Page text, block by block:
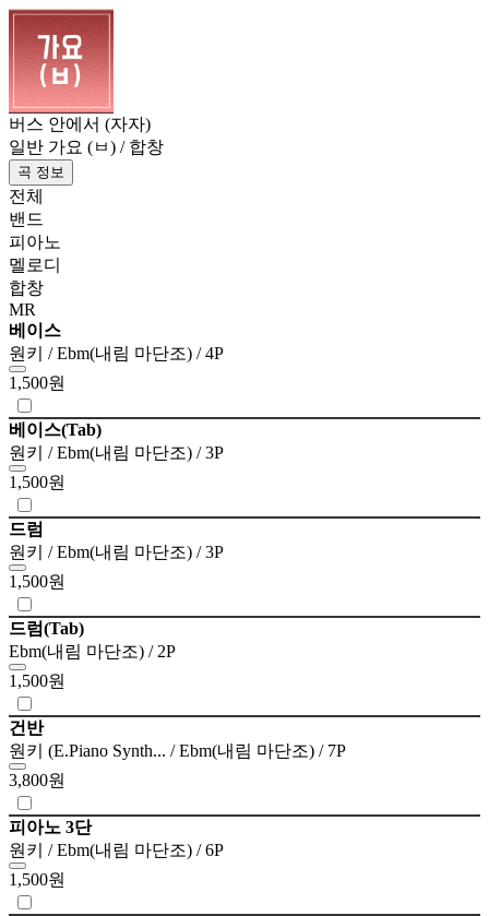
버스 안에서 (자자)
일반 가요 (ㅂ) / 합창
곡 정보
전체
밴드
피아노
멜로디
합창
MR
베이스
원키 / Ebm(내림 마단조) / 4P
1,500원
베이스(Tab)
원키 / Ebm(내림 마단조) / 3P
1,500원
드럼
원키 / Ebm(내림 마단조) / 3P
1,500원
드럼(Tab)
Ebm(내림 마단조) / 2P
1,500원
건반
원키 (E.Piano Synth... / Ebm(내림 마단조) / 7P
3,800원
피아노 3단
원키 / Ebm(내림 마단조) / 6P
1,500원